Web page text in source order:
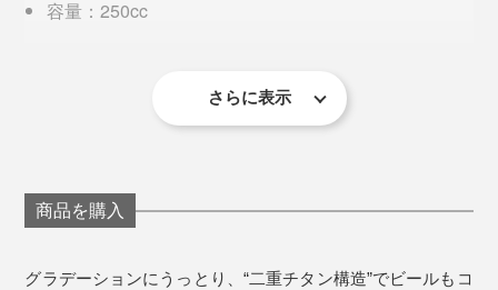
容量：250cc
さらに表示
商品を購入
グラデーションにうっとり、“二重チタン構造”でビールもコ